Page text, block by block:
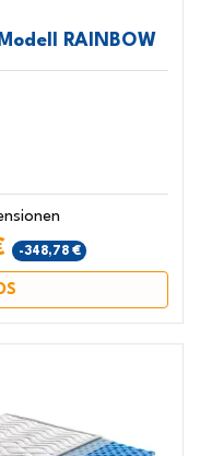
RAINBOW
-348,78 €